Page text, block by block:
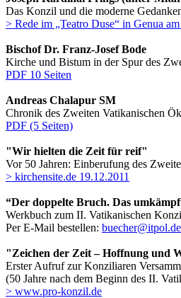
Das Konzil und die moderne
> Rede im „Teatro Duse“ in Genua
Bischof Dr. Franz-Josef Bode
Kirche und Bistum in der Spur des
PDF 10 Seiten
Andreas Chalapur SM
Chronik des Zweiten Vatikanischen
PDF (5 Seiten)
"Wir hielten die Zeit für reif"
Vor 50 Jahren: Einberufung des
> kirchensite.de 19.12.2011
“Der doppelte Bruch. Das
Werkbuch zum II. Vatikanischen
Per E-Mail bestellen: buecher@itpol.de
"Zeichen der Zeit – Hoffnung und
Erster Aufruf zur Konziliaren
(50 Jahre nach dem Beginn des II.
> www.pro-konzil.de